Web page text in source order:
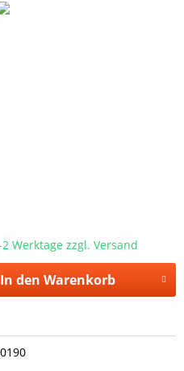
Werktage zzgl. Versand
In den Warenkorb